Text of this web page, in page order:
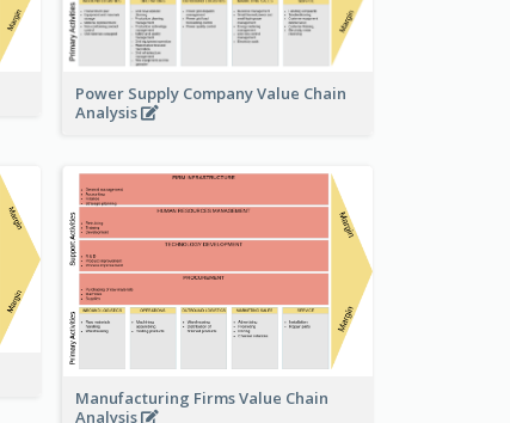
Power Supply Company Value Chain
Analysis
Manufacturing Firms Value Chain
Analysis